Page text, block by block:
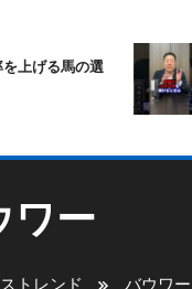
る馬の選
ワー
トレンド バウワー